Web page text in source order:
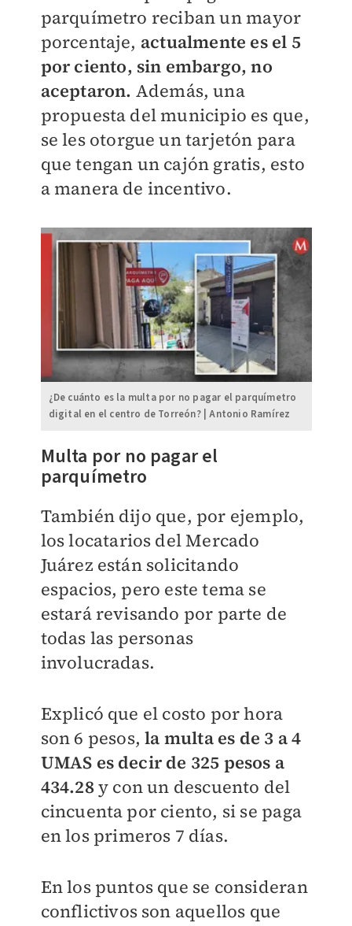
parquímetro reciban un mayor
porcentaje, actualmente es el 5
por ciento, sin embargo, no
aceptaron. Además, una
propuesta del municipio es que,
se les otorgue un tarjetón para
que tengan un cajón gratis, esto
a manera de incentivo.
¿De cuánto es la multa por no pagar el parquímetro
digital en el centro de Torreón? | Antonio Ramírez
Multa por no pagar el
parquímetro
También dijo que, por ejemplo,
los locatarios del Mercado
Juárez están solicitando
espacios, pero este tema se
estará revisando por parte de
todas las personas
involucradas.
Explicó que el costo por hora
son 6 pesos,la multa es de 3 a 4
UMAS es decir de 325 pesos a
434.28y con un descuento del
cincuenta por ciento, si se paga
en los primeros 7 días.
En los puntos que se consideran
conflictivos son aquellos que